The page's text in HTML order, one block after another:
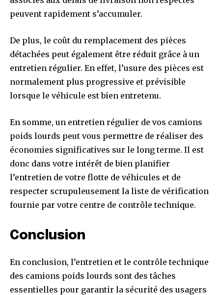
peuvent rapidement s’accumuler.
De plus, le coût du remplacement des pièces
détachées peut également être réduit grâce à un
entretien régulier. En effet, l’usure des pièces est
normalement plus progressive et prévisible
lorsque le véhicule est bien entretenu.
En somme, un entretien régulier de vos camions
poids lourds peut vous permettre de réaliser des
économies significatives sur le long terme. Il est
donc dans votre intérêt de bien planifier
l’entretien de votre flotte de véhicules et de
respecter scrupuleusement la liste de vérification
fournie par votre centre de contrôle technique.
Conclusion
En conclusion, l’entretien et le contrôle technique
des camions poids lourds sont des tâches
essentielles pour garantir la sécurité des usagers